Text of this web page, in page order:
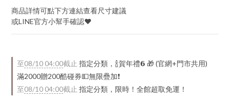
商品詳情可點下方連結查看尺寸建議
或LINE官方小幫手確認♥
至08/10 04:00截止 指定分類，🍾賀年禮️𝟲 🎁 (官網+門市共用)
滿2000贈200酷碰券💵無限疊加❗
至08/10 04:00截止 指定分類，限時！全館超取免運！